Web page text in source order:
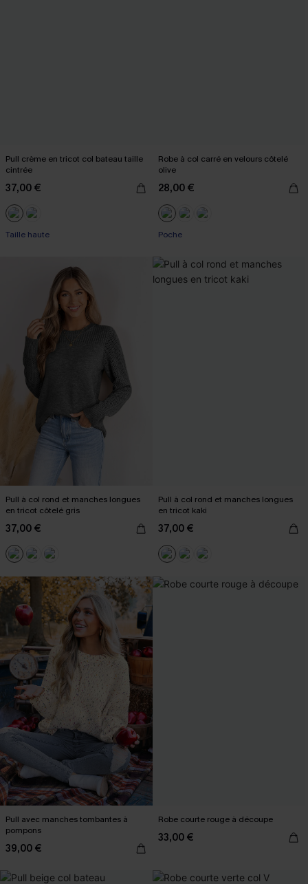
Pull crème en tricot col bateau taille
cintrée
37,00 €
Taille haute
Robe à col carré en velours côtelé
olive
28,00 €
Poche
Pull à col rond et manches longues
en tricot côtelé gris
37,00 €
Pull à col rond et manches longues
en tricot kaki
37,00 €
Pull avec manches tombantes à
pompons
39,00 €
Robe courte rouge à découpe
33,00 €